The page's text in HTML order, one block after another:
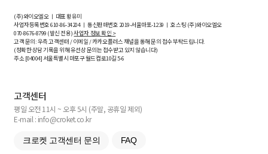
(주)와이오엘오 ㅣ 대표 황유미
사업자등록번호610-86-34204ㅣ 통신판매번호 2019-서울마포-1239 ㅣ 호스팅 (주)와이오엘오
070-8676-8799 (발신 전용)사업자 정보 확인 >
고객 문의: 우측 고객센터 / 이메일 / 카카오플러스 채널을 통해 문의 접수 부탁드립니다.
(정확한 상담 기록을 위해 유선상 문의는 접수받고 있지 않습니다)
주소 [04004] 서울특별시 마포구 월드컵로10길5-6
고객센터
평일 오전 11시 ~ 오후 5시 (주말, 공휴일 제외)
E-mail : info@croket.co.kr
크로켓 고객센터 문의 FAQ